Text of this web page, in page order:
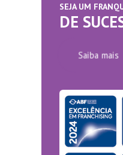
SEJA UM
DE
Saiba mais